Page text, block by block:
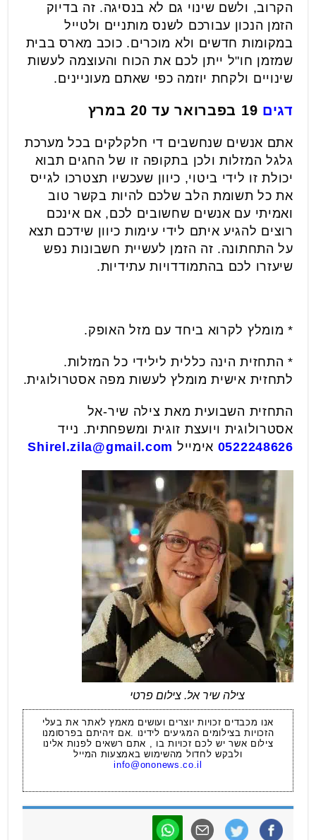
הקרוב, ולשם שינוי גם לא בנסיגה. זה בדיוק
הזמן הנכון עבורכם לשנס מותניים ולטייל
במקומות חדשים ולא מוכרים. כוכב מארס בבית
שמזמן חו"ל ייתן לכם את הכוח והעוצמה לעשות
שינויים ולקחת יוזמה כפי שאתם מעוניינים.
דגים
אתם אנשים שנחשבים די חלקלקים בכל מערכת
גלגל המזלות ולכן בתקופה זו של החגים תבוא
יכולת זו לידי ביטוי, כיוון שעכשיו תצטרכו לגייס
את כל תשומת הלב שלכם להיות בקשר טוב
ואמיתי עם אנשים שחשובים לכם, אם אינכם
רוצים להגיע איתם לידי עימות כיוון שידכם תצא
על התחתונה. זה הזמן לעשיית חשבונות נפש
שיעזרו לכם בהתמודדויות עתידיות.
* מומלץ לקרוא ביחד עם מזל האופק.
* התחזית הינה כללית לילידי כל המזלות.
לתחזית אישית מומלץ לעשות מפה אסטרולוגית.
התחזית השבועית מאת צילה שיר-אל
אסטרולוגית ויועצת זוגית ומשפחתית. נייד
0522248626 אימייל Shirel.zila@gmail.com
צילה שיר אל. צילום פרטי
אנו מכבדים זכויות יוצרים ועושים מאמץ לאתר את בעלי
הזכויות בצילומים המגיעים לידינו .אם זיהיתם בפרסומנו
צילום אשר יש לכם זכויות בו , אתם רשאים לפנות אלינו
ולבקש לחדול מהשימוש באמצעות המייל
info@ononews.co.il